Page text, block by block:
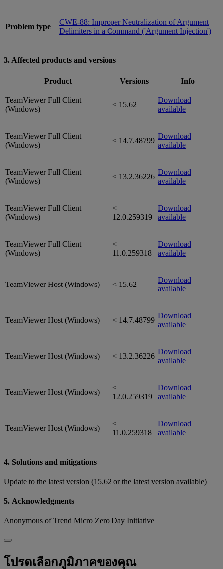
Problem type
CWE-88: Improper Neutralization of Argument
Delimiters in a Command ('Argument Injection')
3. Affected products and versions
Product Versions Info
TeamViewer Full Client
(Windows)
< 15.62
Download
available
TeamViewer Full Client
(Windows)
< 14.7.48799
Download
available
TeamViewer Full Client
(Windows)
< 13.2.36226
Download
available
TeamViewer Full Client
(Windows)
<
12.0.259319
Download
available
TeamViewer Full Client
(Windows)
<
11.0.259318
Download
available
TeamViewer Host (Windows) < 15.62
Download
available
TeamViewer Host (Windows) < 14.7.48799
Download
available
TeamViewer Host (Windows) < 13.2.36226
Download
available
TeamViewer Host (Windows)
<
12.0.259319
Download
available
TeamViewer Host (Windows)
<
11.0.259318
Download
available
4. Solutions and mitigations
Update to the latest version (15.62 or the latest version available)
5. Acknowledgments
Anonymous of Trend Micro Zero Day Initiative
โปรดเลือกภูมิภาคของคุณ